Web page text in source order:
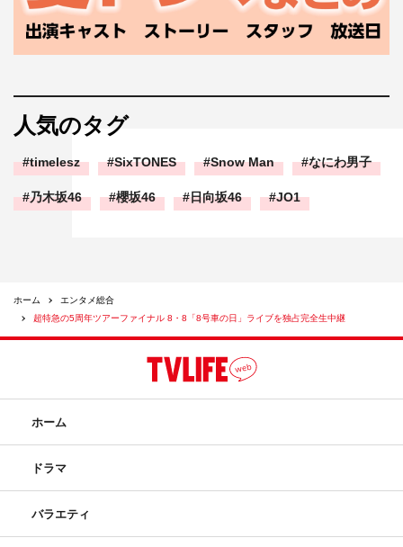
人気のタグ
timelesz SixTONES Snow Man なにわ男子
乃木坂46 櫻坂46 日向坂46 JO1
ホーム
エンタメ総合
超特急の5周年ツアーファイナル 8・8「8号車の日」ライブを独占完全生中継
ホーム
ドラマ
バラエティ